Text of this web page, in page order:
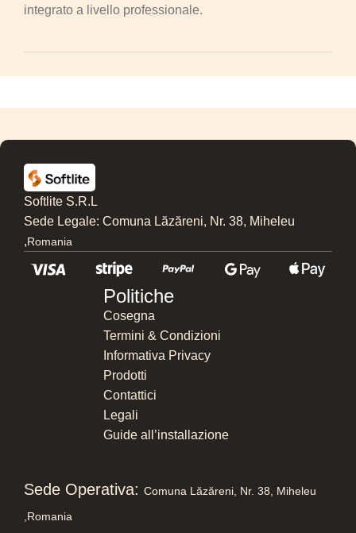
integrato a livello professionale.
Softlite S.R.L
Sede Legale: Comuna Lăzăreni, Nr. 38, Miheleu
,Romania
Politiche
Cosegna
Termini & Condizioni
Informativa Privacy
Prodotti
Contattici
Legali
Guide all’installazione
Sede Operativa: Comuna Lăzăreni, Nr. 38, Miheleu
Romania